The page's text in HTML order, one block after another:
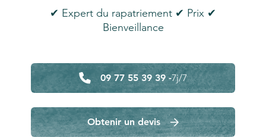
✔ Expert du rapatriement ✔ Prix ✔
Bienveillance
09 77 55 39 39 -7j/7
Obtenir un devis